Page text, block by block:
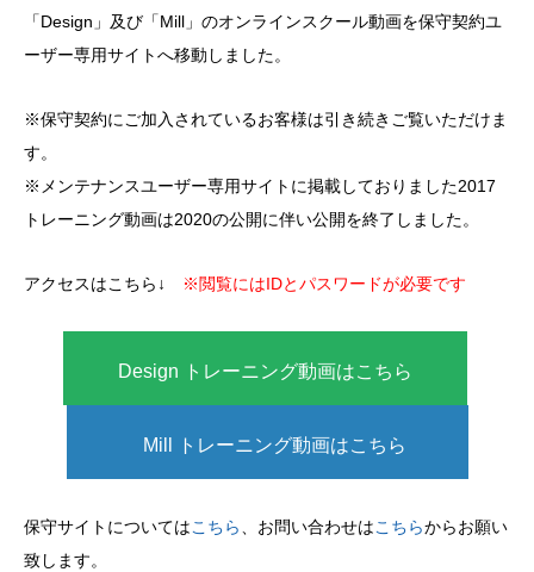
「Design」及び「Mill」のオンラインスクール動画を保守契約ユ
ーザー専用サイトへ移動しました。
※保守契約にご加入されているお客様は引き続きご覧いただけま
す。
※メンテナンスユーザー専用サイトに掲載しておりました2017
トレーニング動画は2020の公開に伴い公開を終了しました。
アクセスはこちら↓ ※閲覧にはIDとパスワードが必要です
Design トレーニング動画はこちら
Mill トレーニング動画はこちら
保守サイトについてはこちら、お問い合わせはこちらからお願い
致します。